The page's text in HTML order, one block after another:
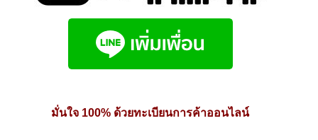
มั่นใจ 100% ด้วยทะเบียนการค้าออนไลน์